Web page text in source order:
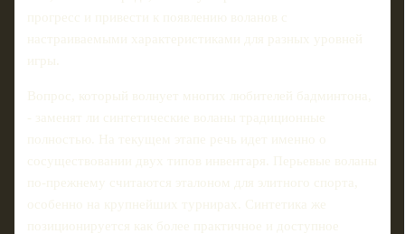
прогресс и привести к появлению воланов с
настраиваемыми характеристиками для разных уровней
игры.
Вопрос, который волнует многих любителей бадминтона,
- заменят ли синтетические воланы традиционные
полностью. На текущем этапе речь идет именно о
сосуществовании двух типов инвентаря. Перьевые воланы
по-прежнему считаются эталоном для элитного спорта,
особенно на крупнейших турнирах. Синтетика же
позиционируется как более практичное и доступное